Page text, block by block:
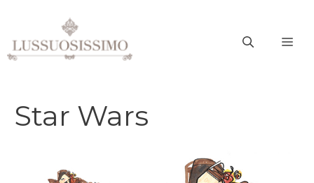
contenuto
Star Wars